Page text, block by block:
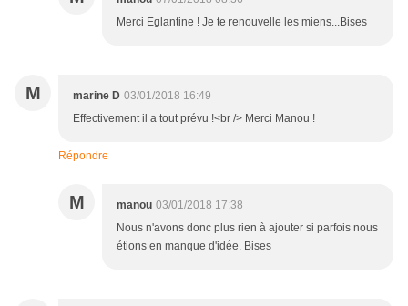
Merci Eglantine ! Je te renouvelle les miens...Bises
M marine D 03/01/2018 16:49
Effectivement il a tout prévu !<br /> Merci Manou !
Répondre
M manou 03/01/2018 17:38
Nous n'avons donc plus rien à ajouter si parfois nous
étions en manque d'idée. Bises